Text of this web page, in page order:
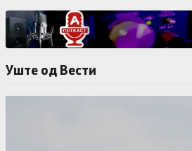
Уште од Вести